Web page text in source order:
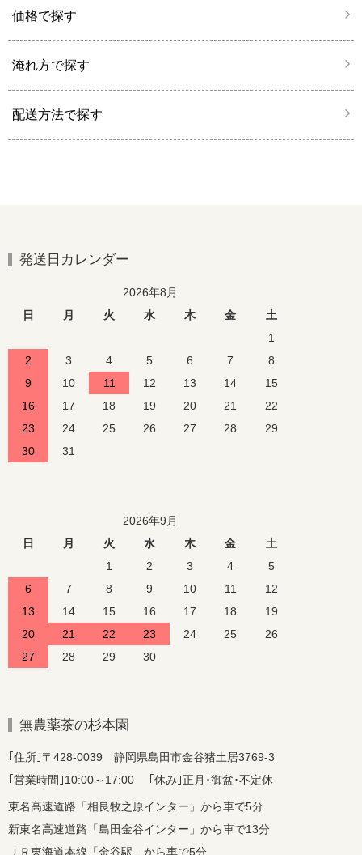
価格で探す
淹れ方で探す
配送方法で探す
無農薬茶の杉本園
｢住所｣〒428-0039 静岡県島田市金谷猪土居3769-3
｢営業時間｣10:00～17:00 ｢休み｣正月･御盆･不定休
東名高速道路「相良牧之原インター」から車で5分
新東名高速道路「島田金谷インター」から車で13分
ＪＲ東海道本線「金谷駅」から車で5分
発送日カレンダー
2026年8月
日
月 火 水 木 金
土
1
2
3 4 5 6 7
8
9
10 11 12 13 14
15
16
17 18 19 20 21
22
23
24 25 26 27 28
29
30
31
2026年9月
日
月 火 水 木 金
土
1
2 3 4
5
6
7 8 9 10 11
12
13
14 15 16 17 18
19
20
21 22 23 24 25
26
27
28 29 30